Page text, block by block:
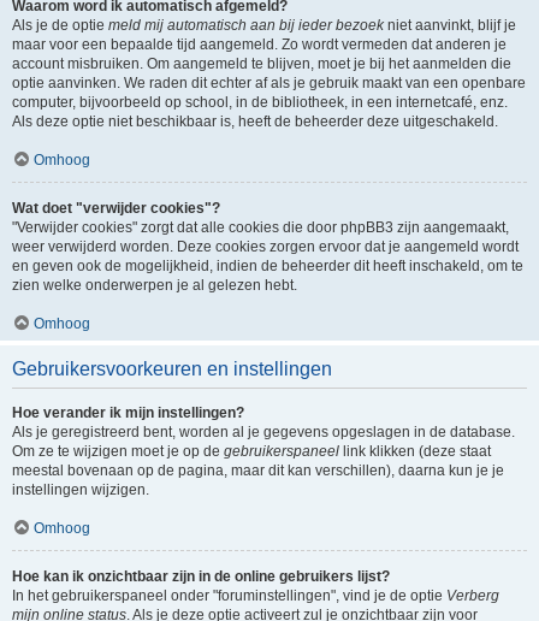
Waarom word ik automatisch afgemeld?
Als je de optie meld mij automatisch aan bij ieder bezoekniet aanvinkt, blijf je
maar voor een bepaalde tijd aangemeld. Zo wordt vermeden dat anderen je
account misbruiken. Om aangemeld te blijven, moet je bij het aanmelden die
optie aanvinken. We raden dit echter af als je gebruik maakt van een openbare
computer, bijvoorbeeld op school, in de bibliotheek, in een internetcafé, enz.
Als deze optie niet beschikbaar is, heeft de beheerder deze uitgeschakeld.
Omhoog
Wat doet "verwijder cookies"?
"Verwijder cookies" zorgt dat alle cookies die door phpBB3 zijn aangemaakt,
weer verwijderd worden. Deze cookies zorgen ervoor dat je aangemeld wordt
en geven ook de mogelijkheid, indien de beheerder dit heeft inschakeld, om te
zien welke onderwerpen je al gelezen hebt.
Omhoog
Gebruikersvoorkeuren en instellingen
Hoe verander ik mijn instellingen?
Als je geregistreerd bent, worden al je gegevens opgeslagen in de database.
Om ze te wijzigen moet je op de gebruikerspaneel link klikken (deze staat
meestal bovenaan op de pagina, maar dit kan verschillen), daarna kun je je
instellingen wijzigen.
Omhoog
Hoe kan ik onzichtbaar zijn in de online gebruikers lijst?
In het gebruikerspaneel onder "foruminstellingen", vind je de optie Verberg
mijn online status. Als je deze optie activeert zul je onzichtbaar zijn voor